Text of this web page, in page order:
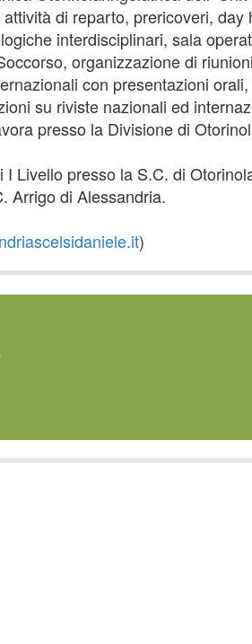
di reparto, prericoveri,
interdisciplinari, sala
organizzazione di
con presentazioni
su riviste nazionali ed
presso la Divisione di
Livello presso la S.C. di
Arrigo di Alessandria.
)